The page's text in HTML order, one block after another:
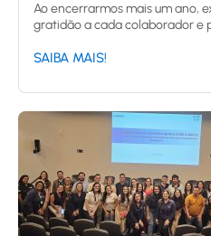
Ao encerrarmos mais um ano,
gratidão a cada colaborador e
SAIBA MAIS!